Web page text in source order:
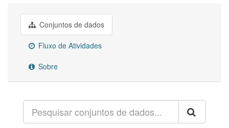
Conjuntos de dados
Fluxo de Atividades
Sobre